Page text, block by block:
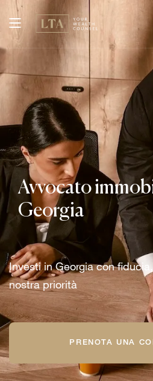
Avvocato
Georgia
Investi in Georgia con
nostra priorità
PRENOTA UNA